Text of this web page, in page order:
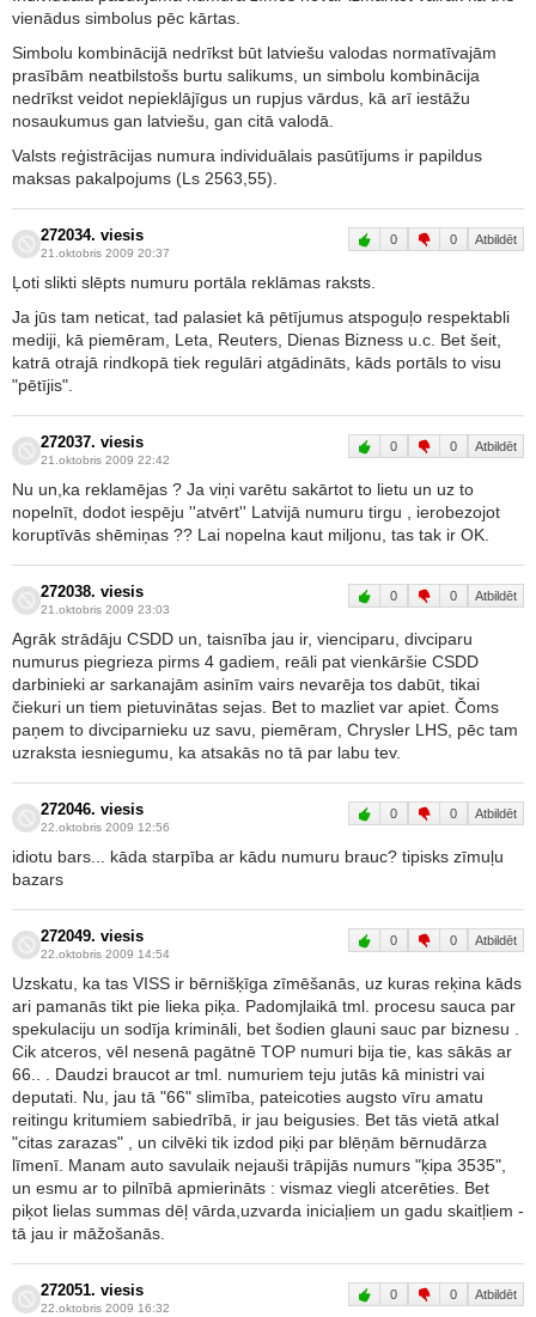
vienādus simbolus pēc kārtas.
Simbolu kombinācijā nedrīkst būt latviešu valodas normatīvajām
prasībām neatbilstošs burtu salikums, un simbolu kombinācija
nedrīkst veidot nepieklājīgus un rupjus vārdus, kā arī iestāžu
nosaukumus gan latviešu, gan citā valodā.
Valsts reģistrācijas numura individuālais pasūtījums ir papildus
maksas pakalpojums (Ls 2563,55).
272034. viesis
21.oktobris 2009 20:37
0 0 Atbildēt
Ļoti slikti slēpts numuru portāla reklāmas raksts.
Ja jūs tam neticat, tad palasiet kā pētījumus atspoguļo respektabli
mediji, kā piemēram, Leta, Reuters, Dienas Bizness u.c. Bet šeit,
katrā otrajā rindkopā tiek regulāri atgādināts, kāds portāls to visu
"pētījis".
272037. viesis
21.oktobris 2009 22:42
0 0 Atbildēt
Nu un,ka reklamējas ? Ja viņi varētu sakārtot to lietu un uz to
nopelnīt, dodot iespēju ''atvērt'' Latvijā numuru tirgu , ierobezojot
koruptīvās shēmiņas ?? Lai nopelna kaut miljonu, tas tak ir OK.
272038. viesis
21.oktobris 2009 23:03
0 0 Atbildēt
Agrāk strādāju CSDD un, taisnība jau ir, vienciparu, divciparu
numurus piegrieza pirms 4 gadiem, reāli pat vienkāršie CSDD
darbinieki ar sarkanajām asinīm vairs nevarēja tos dabūt, tikai
čiekuri un tiem pietuvinātas sejas. Bet to mazliet var apiet. Čoms
paņem to divciparnieku uz savu, piemēram, Chrysler LHS, pēc tam
uzraksta iesniegumu, ka atsakās no tā par labu tev.
272046. viesis
22.oktobris 2009 12:56
0 0 Atbildēt
idiotu bars... kāda starpība ar kādu numuru brauc? tipisks zīmuļu
bazars
272049. viesis
22.oktobris 2009 14:54
0 0 Atbildēt
Uzskatu, ka tas VISS ir bērnišķīga zīmēšanās, uz kuras reķina kāds
ari pamanās tikt pie lieka piķa. Padomjlaikā tml. procesu sauca par
spekulaciju un sodīja krimināli, bet šodien glauni sauc par biznesu .
Cik atceros, vēl nesenā pagātnē TOP numuri bija tie, kas sākās ar
66.. . Daudzi braucot ar tml. numuriem teju jutās kā ministri vai
deputati. Nu, jau tā "66" slimība, pateicoties augsto vīru amatu
reitingu kritumiem sabiedrībā, ir jau beigusies. Bet tās vietā atkal
"citas zarazas" , un cilvēki tik izdod piķi par blēņām bērnudārza
līmenī. Manam auto savulaik nejauši trāpijās numurs "ķipa 3535",
un esmu ar to pilnībā apmierināts : vismaz viegli atcerēties. Bet
piķot lielas summas dēļ vārda,uzvarda iniciaļiem un gadu skaitļiem -
tā jau ir māžošanās.
272051. viesis
22.oktobris 2009 16:32
0 0 Atbildēt